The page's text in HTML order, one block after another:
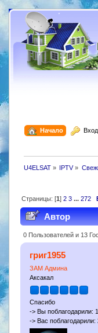
Начало Вход
U4ELSAT» IPTV»
Страницы: [1] 2 3 ... 272
Автор
0 Пользователей и 13
григ1955
ЗАМ Админа
Аксакал
Спасибо
-> Вы поблагодарили:
-> Вас поблагодарили: